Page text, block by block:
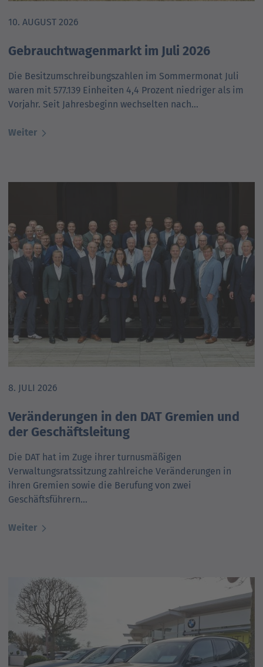
10. AUGUST 2026
Gebrauchtwagenmarkt im Juli 2026
Die Besitzumschreibungszahlen im Sommermonat Juli
waren mit 577.139 Einheiten 4,4 Prozent niedriger als im
Vorjahr. Seit Jahresbeginn wechselten nach…
Weiter
8. JULI 2026
Veränderungen in den DAT Gremien und
der Geschäftsleitung
Die DAT hat im Zuge ihrer turnusmäßigen
Verwaltungsratssitzung zahlreiche Veränderungen in
ihren Gremien sowie die Berufung von zwei
Geschäftsführern…
Weiter